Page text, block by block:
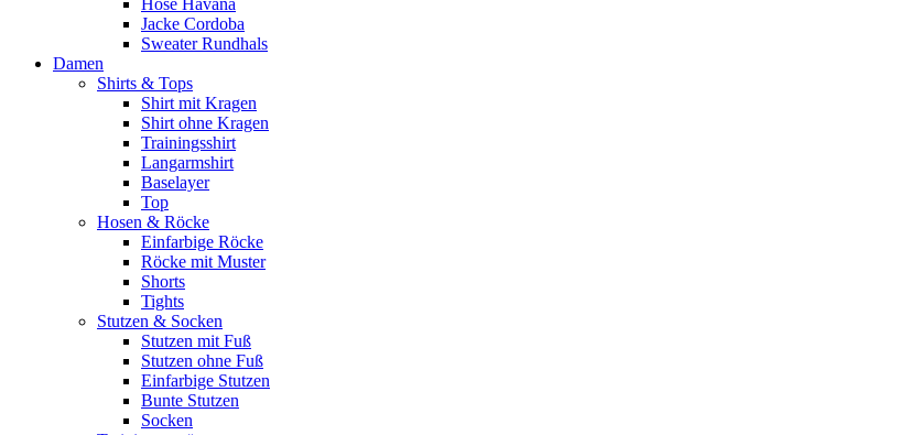
Hose Havana
Jacke Cordoba
Sweater Rundhals
Damen
Shirts & Tops
Shirt mit Kragen
Shirt ohne Kragen
Trainingsshirt
Langarmshirt
Baselayer
Top
Hosen & Röcke
Einfarbige Röcke
Röcke mit Muster
Shorts
Tights
Stutzen & Socken
Stutzen mit Fuß
Stutzen ohne Fuß
Einfarbige Stutzen
Bunte Stutzen
Socken